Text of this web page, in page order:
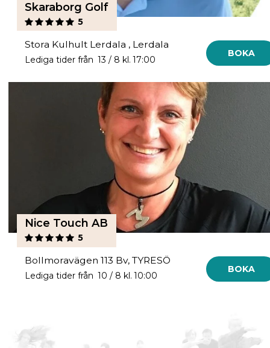
Skaraborg Golf
5
Stora Kulhult Lerdala , Lerdala
Lediga tider från 13 / 8 kl. 17:00
BOKA
Nice Touch AB
5
Bollmoravägen 113 Bv, TYRESÖ
Lediga tider från 10 / 8 kl. 10:00
BOKA